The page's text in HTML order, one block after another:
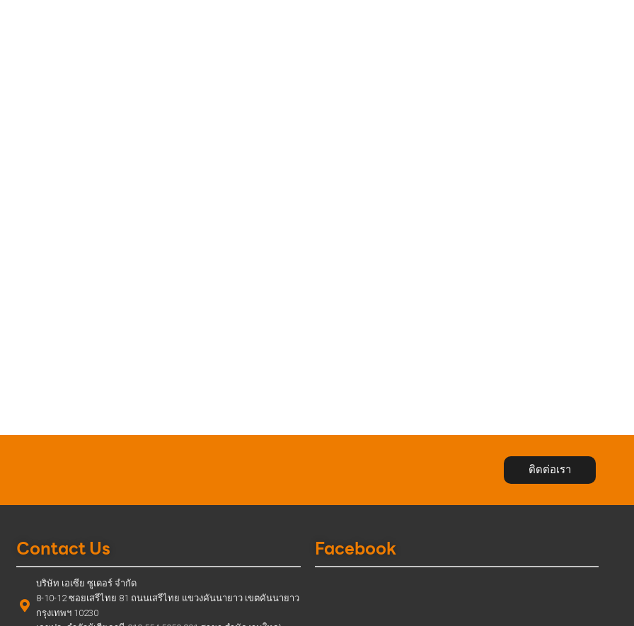
ติดต่อเรา
Contact Us
บริษัท เอเซีย ซูเดอร์ จำกัด
8-10-12 ซอยเสรีไทย 81 ถนนเสรีไทย แขวงคันนายาว เขตคันนายาว
กรุงเทพฯ 10230
Facebook